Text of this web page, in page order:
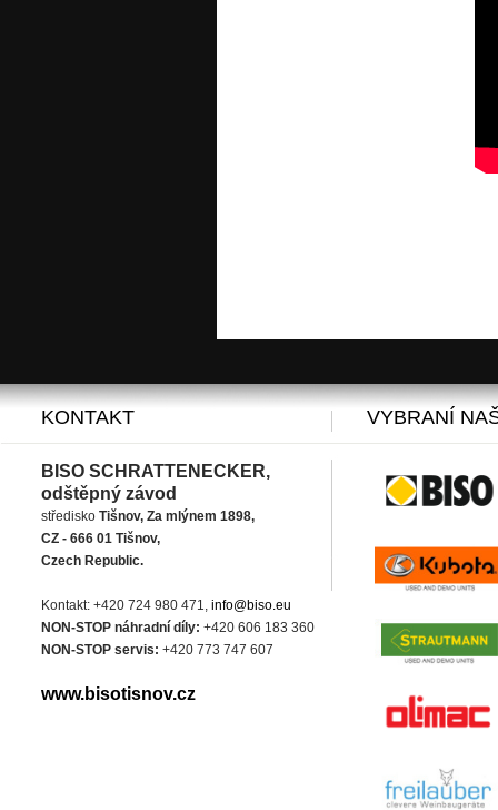
KONTAKT
BISO SCHRATTENECKER,
odštěpný závod
středisko Tišnov, Za mlýnem 1898,
CZ - 666 01 Tišnov,
Czech Republic.
Kontakt: +420 724 980 471, info@biso.eu
NON-STOP náhradní díly: +420 606 183 360
NON-STOP servis: +420 773 747 607
www.bisotisnov.cz
VYBRANÍ